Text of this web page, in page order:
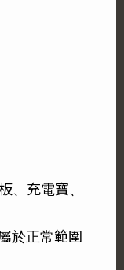
、充電寶、
於正常範圍